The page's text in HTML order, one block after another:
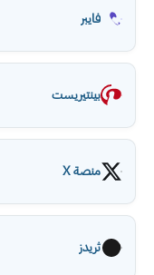
فايبر
بينتيريست
منصة X
ثريدز